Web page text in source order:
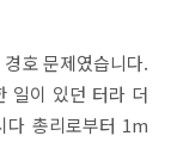
호 문제였습니다.
일이 있던 터라 더
다 총리로부터 1m